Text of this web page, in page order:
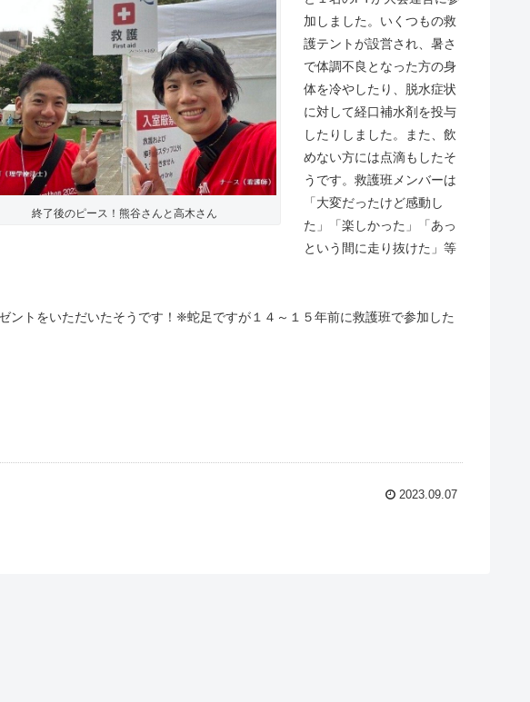
終了後のピース！熊谷さんと高木さん
加しました。いくつもの救
護テントが設営され、暑さ
で体調不良となった方の身
体を冷やしたり、脱水症状
に対して経口補水剤を投与
したりしました。また、飲
めない方には点滴もしたそ
うです。救護班メンバーは
「大変だったけど感動し
た」「楽しかった」「あっ
という間に走り抜けた」等
ントをいただいたそうです！❈蛇足ですが１４～１５年前に救護班で参加した
2023.09.07